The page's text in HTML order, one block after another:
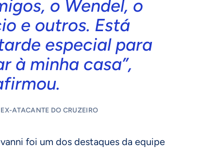
o Wendel, o
e outros. Está
especial para
à minha casa”,
ATACANTE DO CRUZEIRO
foi um dos destaques da equipe